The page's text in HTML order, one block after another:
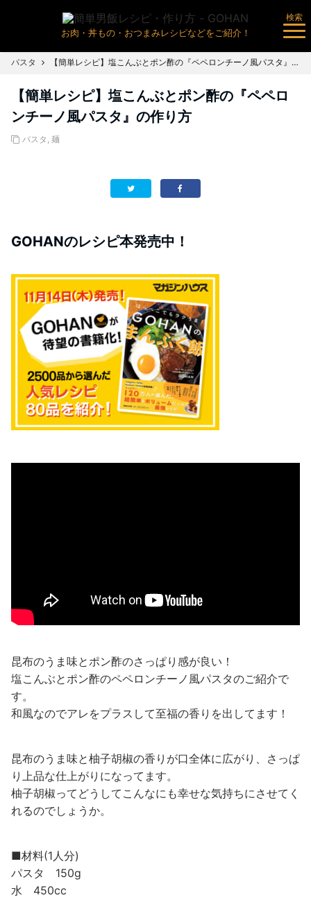
お肉・丼もの・おつまみレシピなどをご紹介！
検索
パスタ 【簡単レシピ】塩こんぶとポン酢の『ペペロンチーノ風パスタ』の作り方
【簡単レシピ】塩こんぶとポン酢の『ペペロ
ンチーノ風パスタ』の作り方
パスタ , 麺
GOHANのレシピ本発売中！
昆布のうま味とポン酢のさっぱり感が良い！
塩こんぶとポン酢のペペロンチーノ風パスタのご紹介で
す。
和風なのでアレをプラスして至福の香りを出してます！
昆布のうま味と柚子胡椒の香りが口全体に広がり、さっぱ
り上品な仕上がりになってます。
柚子胡椒ってどうしてこんなにも幸せな気持ちにさせてく
れるのでしょうか。
■材料(1人分)
パスタ 150g
水 450cc